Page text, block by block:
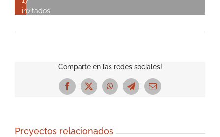
invitados
Comparte en las redes sociales!
Facebook
X WhatsAppTelegramCorreo
Proyectos relacionados